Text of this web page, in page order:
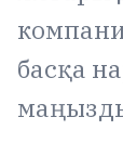
басқа